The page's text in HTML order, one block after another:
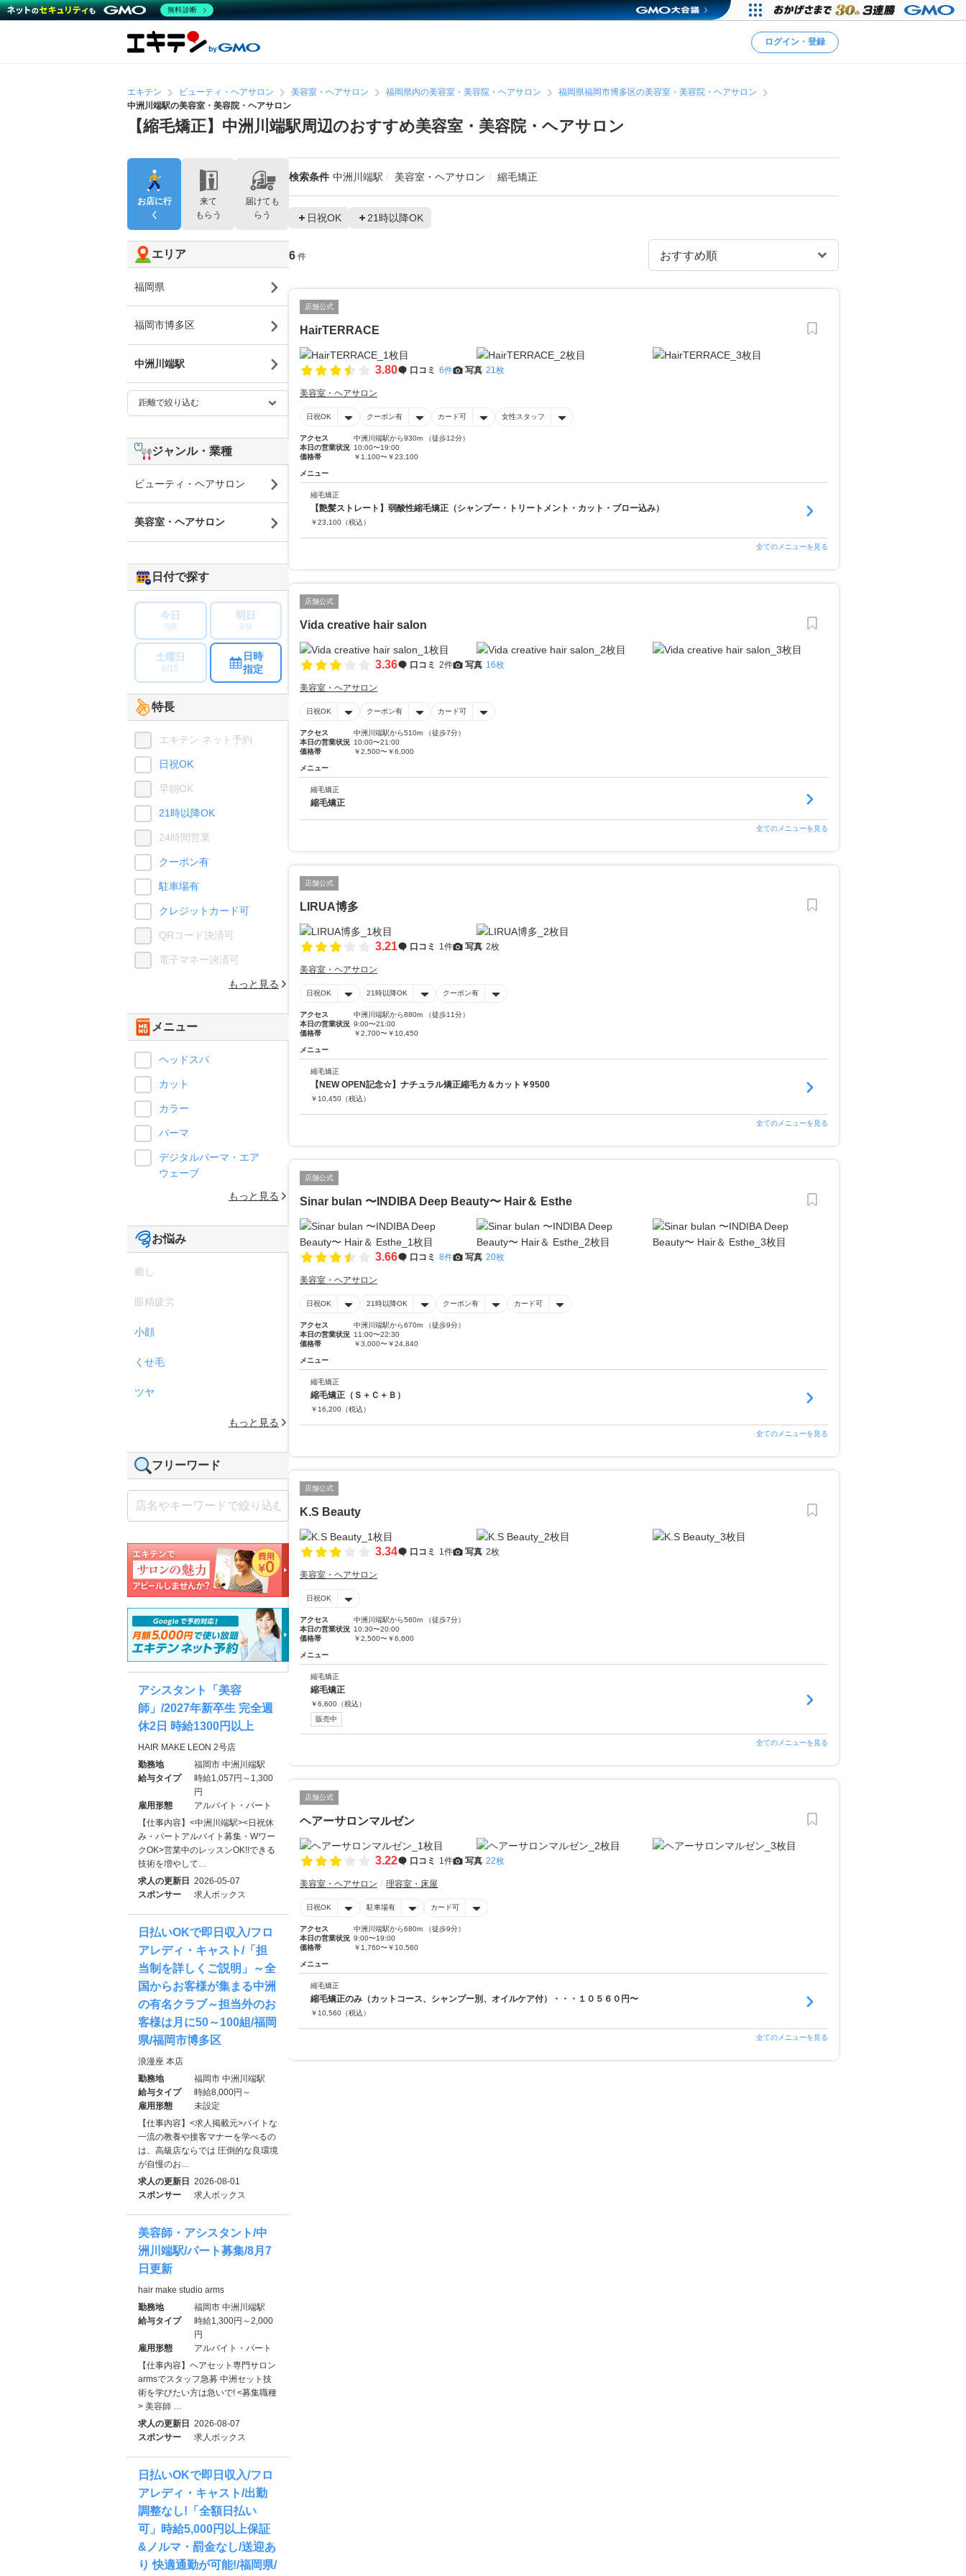
ログイン・登録
エキテン ビューティ・ヘアサロン 美容室・ヘアサロン 福岡県内の美容室・美容院・ヘアサロン
福岡県福岡市博多区の美容室・美容院・ヘアサロン
中洲川端駅の美容室・美容院・ヘアサロン
【縮毛矯正】中洲川端駅周辺のおすすめ美容室・美容院・ヘアサロン
検索条件 中洲川端駅 美容室・ヘアサロン 縮毛矯正
日祝OK 21時以降OK
6 件
店舗公式
HairTERRACE
3.80 口コミ 6件 写真 21枚
美容室・ヘアサロン
日祝OK クーポン有 カード可 女性スタッフ
アクセス
中洲川端駅から930m （徒歩12分）
本日の営業状況 10:00〜19:00
価格帯
￥1,100〜￥23,100
メニュー
縮毛矯正
【艶髪ストレート】弱酸性縮毛矯正（シャンプー・トリートメント・カット・ブロー込み）
￥23,100 （税込）
全てのメニューを見る
店舗公式
Vida creative hair salon
3.36 口コミ 2件 写真 16枚
美容室・ヘアサロン
日祝OK クーポン有 カード可
アクセス
中洲川端駅から510m （徒歩7分）
本日の営業状況 10:00〜21:00
価格帯
￥2,500〜￥6,000
メニュー
縮毛矯正
縮毛矯正
全てのメニューを見る
店舗公式
LIRUA博多
3.21 口コミ 1件 写真 2枚
美容室・ヘアサロン
日祝OK 21時以降OK クーポン有
アクセス
中洲川端駅から880m （徒歩11分）
本日の営業状況 9:00〜21:00
価格帯
￥2,700〜￥10,450
メニュー
縮毛矯正
【NEW OPEN記念☆】ナチュラル矯正縮毛カ＆カット￥9500
￥ 10,450 （税込）
全てのメニューを見る
店舗公式
Sinar bulan 〜INDIBA Deep Beauty〜 Hair＆ Esthe
3.66 口コミ 8件 写真 20枚
美容室・ヘアサロン
日祝OK 21時以降OK クーポン有 カード可
アクセス
中洲川端駅から670m （徒歩9分）
本日の営業状況 11:00〜22:30
価格帯
￥3,000〜￥24,840
メニュー
縮毛矯正
縮毛矯正（Ｓ＋Ｃ＋Ｂ）
￥ 16,200 （税込）
全てのメニューを見る
店舗公式
K.S Beauty
3.34 口コミ 1件 写真 2枚
美容室・ヘアサロン
日祝OK
アクセス
中洲川端駅から560m （徒歩7分）
本日の営業状況 10:30〜20:00
価格帯
￥2,500〜￥6,600
メニュー
縮毛矯正
縮毛矯正
￥6,600 （税込）
販売中
全てのメニューを見る
店舗公式
ヘアーサロンマルゼン
3.22 口コミ 1件 写真 22枚
美容室・ヘアサロン 理容室・床屋
日祝OK 駐車場有 カード可
アクセス
中洲川端駅から680m （徒歩9分）
本日の営業状況 9:00〜19:00
価格帯
￥1,760〜￥10,560
メニュー
縮毛矯正
縮毛矯正のみ（カットコース、シャンプー別、オイルケア付）・・・１０５６０円〜
￥ 10,560 （税込）
全てのメニューを見る
お店に行
く
来て
もらう
届けても
らう
エリア
福岡県
福岡市博多区
中洲川端駅
ジャンル・業種
ビューティ・ヘアサロン
美容室・ヘアサロン
日付で探す
今日
8/8
明日
8/9
土曜日
8/15
日時
指定
特長
エキテン ネット予約
日祝OK
早朝OK
21時以降OK
24時間営業
クーポン有
駐車場有
クレジットカード可
QRコード決済可
電子マネー決済可
もっと見る
メニュー
ヘッドスパ
カット
カラー
パーマ
デジタルパーマ・エア
ウェーブ
もっと見る
お悩み
癒し
眼精疲労
小顔
くせ毛
ツヤ
もっと見る
フリーワード
アシスタント「美容
師」/2027年新卒生 完全週
休2日 時給1300円以上
HAIR MAKE LEON 2号店
勤務地
福岡市 中洲川端駅
給与タイプ
時給1,057円～1,300
円
雇用形態
アルバイト・パート
【仕事内容】<中洲川端駅><日祝休
み・パートアルバイト募集・Wワー
クOK>営業中のレッスンOK!!できる
技術を増やして…
求人の更新日 2026-05-07
スポンサー
求人ボックス
日払いOKで即日収入/フロ
アレディ・キャスト/「担
当制を詳しくご説明」～全
国からお客様が集まる中洲
の有名クラブ～担当外のお
客様は月に50～100組/福岡
県/福岡市博多区
浪漫座 本店
勤務地
福岡市 中洲川端駅
給与タイプ
時給8,000円～
雇用形態
未設定
【仕事内容】<求人掲載元>バイトな
一流の教養や接客マナーを学べるの
は、高級店ならでは 圧倒的な良環境
が自慢のお…
求人の更新日 2026-08-01
スポンサー
求人ボックス
美容師・アシスタント/中
洲川端駅/パート募集/8月7
日更新
hair make studio arms
勤務地
福岡市 中洲川端駅
給与タイプ
時給1,300円～2,000
円
雇用形態
アルバイト・パート
【仕事内容】ヘアセット専門サロン
armsでスタッフ急募 中洲セット技
術を学びたい方は急いで! <募集職種
> 美容師 …
求人の更新日 2026-08-07
スポンサー
求人ボックス
日払いOKで即日収入/フロ
アレディ・キャスト/出勤
調整なし!「全額日払い
可」時給5,000円以上保証
&ノルマ・罰金なし/送迎あ
り 快適通勤が可能!/福岡県/
無料診断